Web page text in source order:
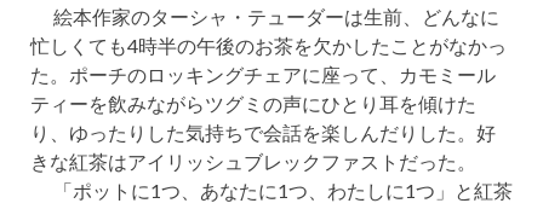
絵本作家のターシャ・テューダーは生前、どんなに
忙しくても4時半の午後のお茶を欠かしたことがなかっ
た。ポーチのロッキングチェアに座って、カモミール
ティーを飲みながらツグミの声にひとり耳を傾けた
り、ゆったりした気持ちで会話を楽しんだりした。好
きな紅茶はアイリッシュブレックファストだった。
「ポットに1つ、あなたに1つ、わたしに1つ」と紅茶